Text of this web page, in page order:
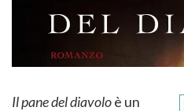
Il pane del diavoloè un